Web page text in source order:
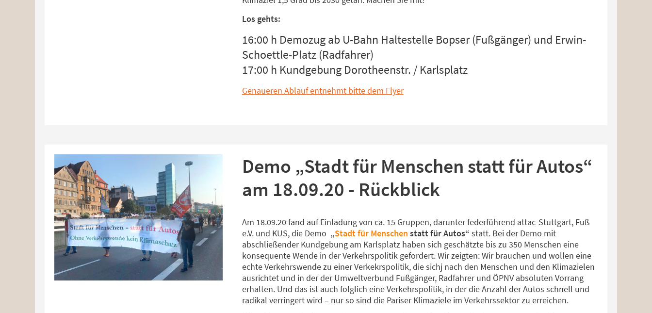
Los gehts:
16:00 h Demozug ab U-Bahn Haltestelle Bopser (Fußgänger) und Erwin-
Schoettle-Platz (Radfahrer)
17:00 h Kundgebung Dorotheenstr. / Karlsplatz
Genaueren Ablauf entnehmt bitte dem Flyer
Demo „Stadt für Menschen statt für Autos“
am 18.09.20 - Rückblick
Am 18.09.20 fand auf Einladung von ca. 15 Gruppen, darunter federführend attac-Stuttgart, Fuß
e.V. und KUS, die Demo „Stadt für Menschen statt für Autos“ statt. Bei der Demo mit
abschließender Kundgebung am Karlsplatz haben sich geschätzte bis zu 350 Menschen eine
konsequente Wende in der Verkehrspolitik gefordert. Wir zeigten: Wir brauchen und wollen eine
echte Verkehrswende zu einer Verkekrspolitik, die sichj nach den Menschen und den Klimazielen
ausrichtet und in der der Umweltverbund Fußgänger, Radfahrer und ÖPNV absoluten Vorrang
erhalten. Und das ist auch folglich eine Verkehrspolitik, in der die Anzahl der Autos schnell und
radikal verringert wird – nur so sind die Pariser Klimaziele im Verkehrssektor zu erreichen.